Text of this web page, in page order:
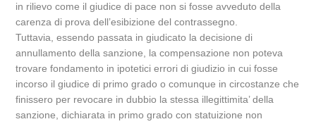
in rilievo come il giudice di pace non si fosse avveduto della
carenza di prova dell’esibizione del contrassegno.
Tuttavia, essendo passata in giudicato la decisione di
annullamento della sanzione, la compensazione non poteva
trovare fondamento in ipotetici errori di giudizio in cui fosse
incorso il giudice di primo grado o comunque in circostanze che
finissero per revocare in dubbio la stessa illegittimita’ della
sanzione, dichiarata in primo grado con statuizione non